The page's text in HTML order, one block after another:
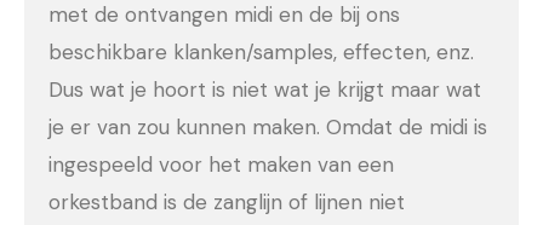
met de ontvangen midi en de bij ons
beschikbare klanken/samples, effecten, enz.
Dus wat je hoort is niet wat je krijgt maar wat
je er van zou kunnen maken. Omdat de midi is
ingespeeld voor het maken van een
orkestband is de zanglijn of lijnen niet